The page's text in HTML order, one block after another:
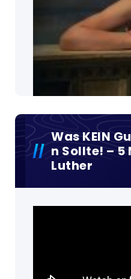
Was KEIN
N Sollte! – 5
Luther